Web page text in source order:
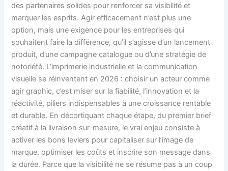
des partenaires solides pour renforcer sa visibilité et
marquer les esprits. Agir efficacement n’est plus une
option, mais une exigence pour les entreprises qui
souhaitent faire la différence, qu’il s’agisse d’un lancement
produit, d’une campagne catalogue ou d’une stratégie de
notoriété. L’imprimerie industrielle et la communication
visuelle se réinventent en 2026 : choisir un acteur comme
agir graphic, c’est miser sur la fiabilité, l’innovation et la
réactivité, piliers indispensables à une croissance rentable
et durable. En décortiquant chaque étape, du premier brief
créatif à la livraison sur-mesure, le vrai enjeu consiste à
activer les bons leviers pour capitaliser sur l’image de
marque, optimiser les coûts et inscrire son message dans
la durée. Parce que la visibilité ne se résume pas à un coup